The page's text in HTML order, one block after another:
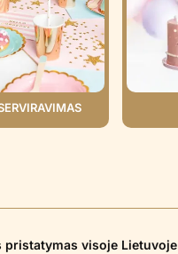
pristatymas visoje Lietuvoje